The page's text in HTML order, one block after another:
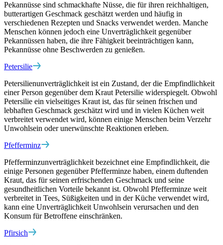
Pekannüsse sind schmackhafte Nüsse, die für ihren reichhaltigen,
butterartigen Geschmack geschätzt werden und häufig in
verschiedenen Rezepten und Snacks verwendet werden. Manche
Menschen können jedoch eine Unverträglichkeit gegenüber
Pekannüssen haben, die ihre Fähigkeit beeinträchtigen kann,
Pekannüsse ohne Beschwerden zu genießen.
Petersilie
Petersilienunverträglichkeit ist ein Zustand, der die Empfindlichkeit
einer Person gegenüber dem Kraut Petersilie widerspiegelt. Obwohl
Petersilie ein vielseitiges Kraut ist, das für seinen frischen und
lebhaften Geschmack geschätzt wird und in vielen Küchen weit
verbreitet verwendet wird, können einige Menschen beim Verzehr
Unwohlsein oder unerwünschte Reaktionen erleben.
Pfefferminz
Pfefferminzunverträglichkeit bezeichnet eine Empfindlichkeit, die
einige Personen gegenüber Pfefferminze haben, einem duftenden
Kraut, das für seinen erfrischenden Geschmack und seine
gesundheitlichen Vorteile bekannt ist. Obwohl Pfefferminze weit
verbreitet in Tees, Süßigkeiten und in der Küche verwendet wird,
kann eine Unverträglichkeit Unwohlsein verursachen und den
Konsum für Betroffene einschränken.
Pfirsich